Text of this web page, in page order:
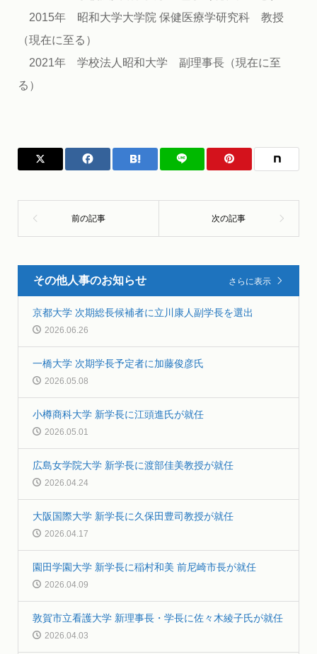
2015年 昭和大学大学院 保健医療学研究科 教授
（現在に至る）
2021年 学校法人昭和大学 副理事長（現在に至
る）
その他人事のお知らせ さらに表示
京都大学 次期総長候補者に立川康人副学長を選出
2026.06.26
一橋大学 次期学長予定者に加藤俊彦氏
2026.05.08
小樽商科大学 新学長に江頭進氏が就任
2026.05.01
広島女学院大学 新学長に渡部佳美教授が就任
2026.04.24
大阪国際大学 新学長に久保田豊司教授が就任
2026.04.17
園田学園大学 新学長に稲村和美 前尼崎市長が就任
2026.04.09
敦賀市立看護大学 新理事長・学長に佐々木綾子氏が就任
2026.04.03